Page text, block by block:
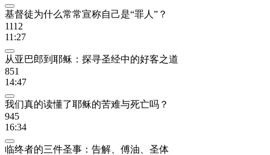
基督徒为什么常常宣称自己是“罪人”？
1112
11:27
从亚巴郎到耶稣：探寻圣经中的好客之道
851
14:47
我们真的读懂了耶稣的苦难与死亡吗？
945
16:34
临终者的三件圣事：告解、傅油、圣体